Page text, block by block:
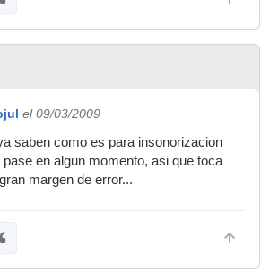
el 09/03/2009
saben como es para insonorizacion
en algun momento, asi que toca
margen de error...